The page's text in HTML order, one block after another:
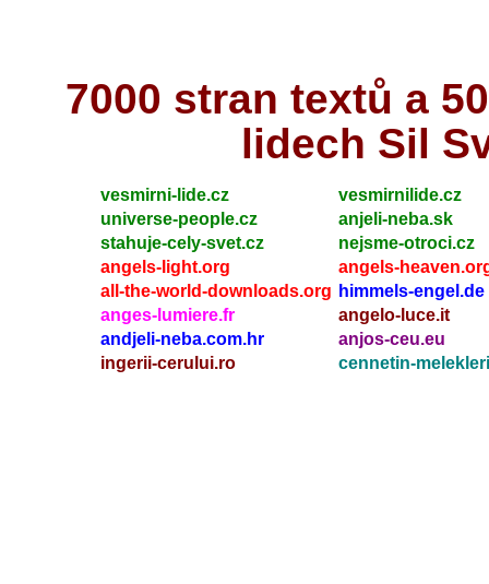
7000 stran textů a
lidech Sil
vesmirni-lide.cz
vesmirnilide.cz
universe-people.cz
anjeli-neba.sk
stahuje-cely-svet.cz
nejsme-otroci.cz
angels-light.org
angels-
all-the-world-downloads.org himmels-engel.de
anges-lumiere.fr
angelo-luce.it
andjeli-neba.com.hr
anjos-ceu.eu
ingerii-cerului.ro
cennetin-